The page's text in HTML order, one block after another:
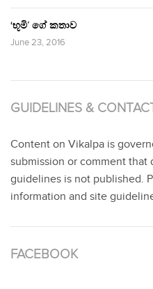
‘භූමි’ ගේ කතාව
June 23, 2016
GUIDELINES &
Content on Vikalpa is
submission or comment that
guidelines is not published.
information and site
FACEBOOK